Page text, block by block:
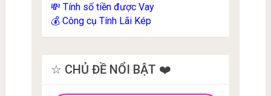
💸 Tính số tiền được Vay
💰 Công cụ Tính Lãi Kép
☆ CHỦ ĐỀ NỔI BẬT ❤️